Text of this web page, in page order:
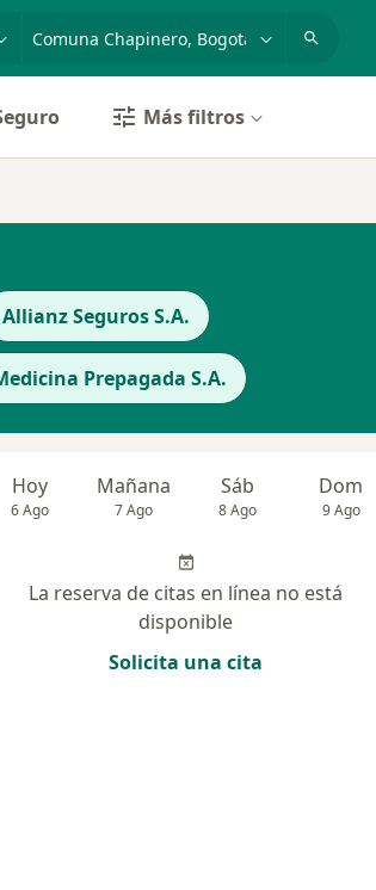
nombre
Más filtros
Allianz Seguros S.A.
Prepagada S.A.
Hoy
6 Ago
Mañana
7 Ago
Sáb
8 Ago
Dom
9 Ago
La reserva de citas en línea no está
disponible
Solicita una cita